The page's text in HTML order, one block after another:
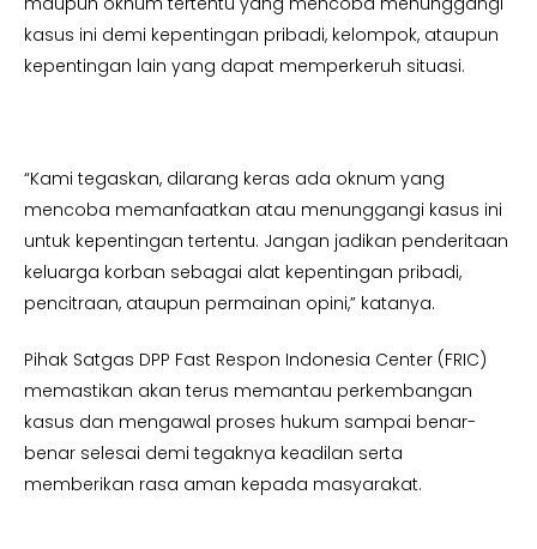
kasus ini demi kepentingan pribadi, kelompok, ataupun
kepentingan lain yang dapat memperkeruh situasi.
“Kami tegaskan, dilarang keras ada oknum yang
mencoba memanfaatkan atau menunggangi kasus ini
untuk kepentingan tertentu. Jangan jadikan penderitaan
keluarga korban sebagai alat kepentingan pribadi,
pencitraan, ataupun permainan opini,” katanya.
Pihak Satgas DPP Fast Respon Indonesia Center (FRIC)
memastikan akan terus memantau perkembangan
kasus dan mengawal proses hukum sampai benar-
benar selesai demi tegaknya keadilan serta
memberikan rasa aman kepada masyarakat.